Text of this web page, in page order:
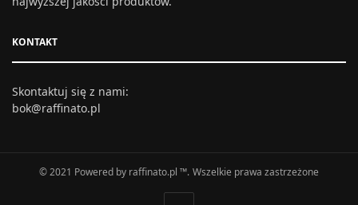
KONTAKT
Skontaktuj się z nami:
bok@raffinato.pl
© 2021 Powered by raffinato.pl ™. Wszelkie prawa zastrzeżone